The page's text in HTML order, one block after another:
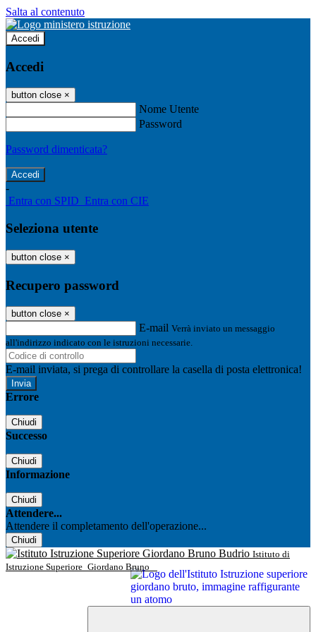
Salta al contenuto
Accedi
Accedi
button close ×
Nome Utente
Password
Password dimenticata?
-
Entra con SPID Entra con CIE
Seleziona utente
button close ×
Recupero password
button close ×
E-mail Verrà inviato un messaggio
all'indirizzo indicato con le istruzioni necessarie.
E-mail inviata, si prega di controllare la casella di posta elettronica!
Errore
Chiudi
Successo
Chiudi
Informazione
Chiudi
Attendere...
Attendere il completamento dell'operazione...
Chiudi
Istituto di
Istruzione Superiore Giordano Bruno